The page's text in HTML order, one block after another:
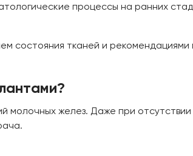
процессы на ранних
состояния тканей и рекомендациями
молочных желез. Даже при